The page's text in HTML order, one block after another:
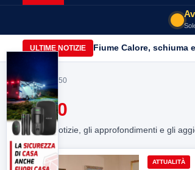
ULTIME NOTIZIE Fiume Calore, schiuma
Home> sp50
SP50
Tutte le notizie, gli approfondimenti e gli
ATTUALITÀ